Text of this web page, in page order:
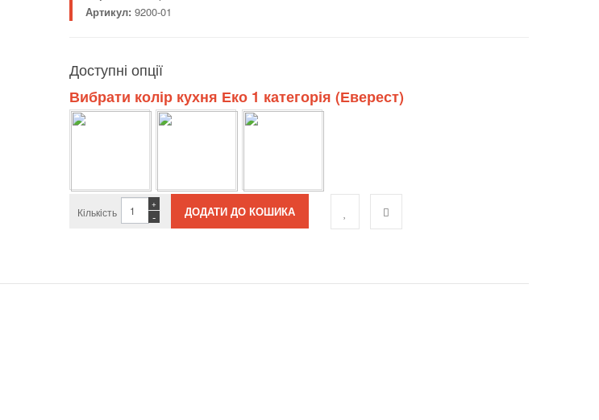
Артикул: 9200-01
Доступні опції
Вибрати колір кухня Еко 1 категорія (Еверест)
Кількість -
+